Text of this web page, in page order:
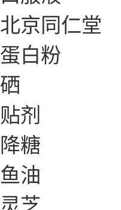
北京同仁堂
蛋白粉
硒
贴剂
降糖
鱼油
灵芝